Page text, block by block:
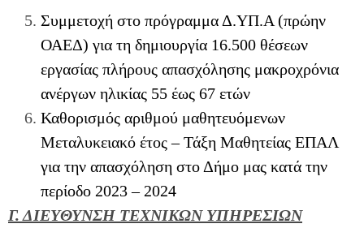
Συμμετοχή στο πρόγραμμα Δ.ΥΠ.Α (πρώην
ΟΑΕΔ) για τη δημιουργία 16.500 θέσεων
εργασίας πλήρους απασχόλησης μακροχρόνια
ανέργων ηλικίας 55 έως 67 ετών
Καθορισμός αριθμού μαθητευόμενων
Μεταλυκειακό έτος – Τάξη Μαθητείας ΕΠΑΛ
για την απασχόληση στο Δήμο μας κατά την
περίοδο 2023 – 2024
Γ. ΔΙΕΥΘΥΝΣΗ ΤΕΧΝΙΚΩΝ ΥΠΗΡΕΣΙΩΝ